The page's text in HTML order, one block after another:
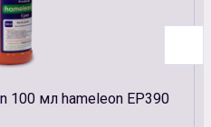
100 мл hameleon EP390